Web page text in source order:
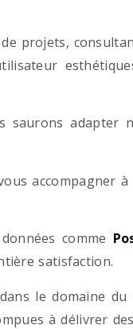
projets,
saurons adapter
accompagner
comme
satisfaction.
le domaine du
à délivrer